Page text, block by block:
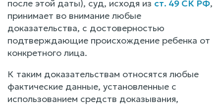
после этой даты), суд, исходя из ст. 49 СК РФ,
принимает во внимание любые
доказательства, с достоверностью
подтверждающие происхождение ребенка от
конкретного лица.
К таким доказательствам относятся любые
фактические данные, установленные с
использованием средств доказывания,